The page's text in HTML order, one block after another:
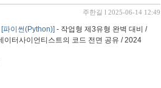
주한길 l 2025-06-14 12:49
파이썬(Python)] - 작업형 제3유형 완벽 대비 /
이터사이언티스트의 코드 전면 공유 / 2024